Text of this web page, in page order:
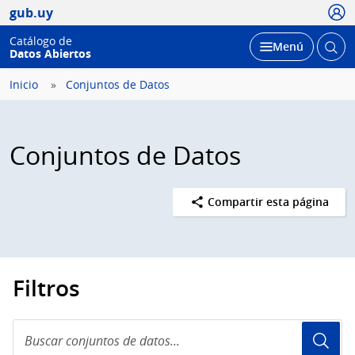
gub.uy
Catálogo de
Datos Abiertos
Desplegar
Menú Abrir
Inicio Conjuntos de Datos
Conjuntos de Datos
Compartir esta página
Filtros
conjuntos